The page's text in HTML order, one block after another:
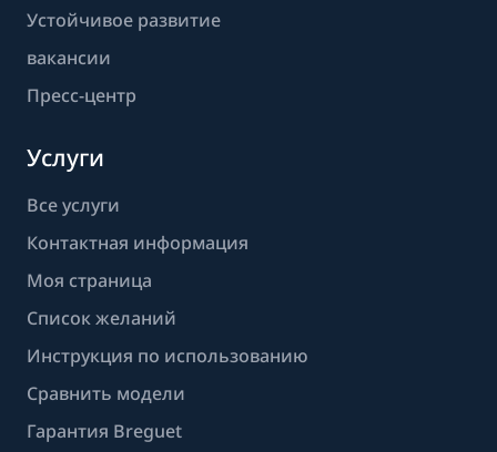
Устойчивое развитие
вакансии
Пресс-центр
Услуги
Все услуги
Контактная информация
Моя страница
Список желаний
Инструкция по использованию
Сравнить модели
Гарантия Breguet